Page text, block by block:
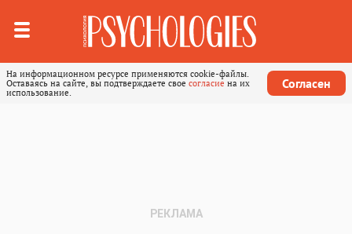
На информационном ресурсе применяются cookie-файлы.
Оставаясь на сайте, вы подтверждаете свое согласие на их
использование.
Согласен